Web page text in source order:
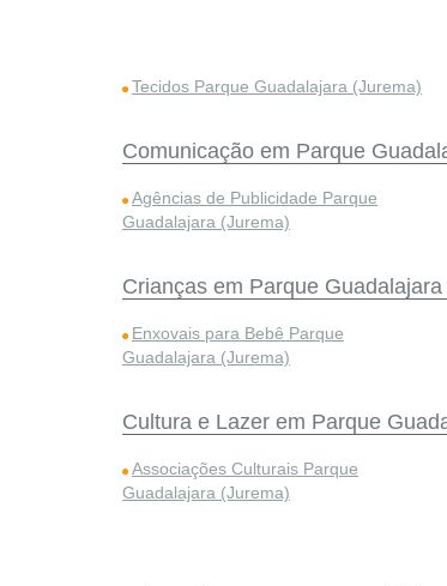
Tecidos Parque Guadalajara (Jurema)
Comunicação em Parque
Agências de Publicidade Parque
Guadalajara (Jurema)
Crianças em Parque
Enxovais para Bebê Parque
Guadalajara (Jurema)
Cultura e Lazer em Parque
Associações Culturais Parque
Guadalajara (Jurema)